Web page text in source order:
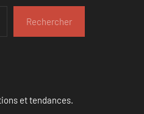
Rechercher
et tendances.